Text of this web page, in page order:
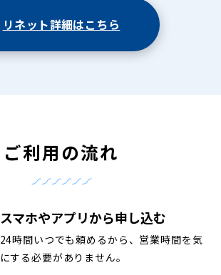
リネット詳細はこちら
ご利用の流れ
スマホやアプリから申し込む
24時間いつでも頼めるから、営業時間を気
にする必要がありません。